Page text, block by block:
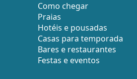
Como chegar
Praias
Hotéis e pousadas
Casas para temporada
Bares e restaurantes
Festas e eventos